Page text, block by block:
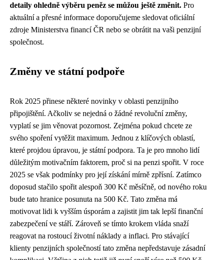
detaily ohledně výběru peněz se můžou ještě změnit. Pro
aktuální a přesné informace doporučujeme sledovat oficiální
zdroje Ministerstva financí ČR nebo se obrátit na vaši penzijní
společnost.
Změny ve státní podpoře
Rok 2025 přinese některé novinky v oblasti penzijního
připojištění. Ačkoliv se nejedná o žádné revoluční změny,
vyplatí se jim věnovat pozornost. Zejména pokud chcete ze
svého spoření vytěžit maximum. Jednou z klíčových oblastí,
které projdou úpravou, je státní podpora. Ta je pro mnoho lidí
důležitým motivačním faktorem, proč si na penzi spořit. V roce
2025 se však podmínky pro její získání mírně zpřísní. Zatímco
doposud stačilo spořit alespoň 300 Kč měsíčně, od nového roku
bude tato hranice posunuta na 500 Kč. Tato změna má
motivovat lidi k vyšším úsporám a zajistit jim tak lepší finanční
zabezpečení ve stáří. Zároveň se tímto krokem vláda snaží
reagovat na rostoucí životní náklady a inflaci. Pro stávající
klienty penzijních společností tato změna nepředstavuje zásadní